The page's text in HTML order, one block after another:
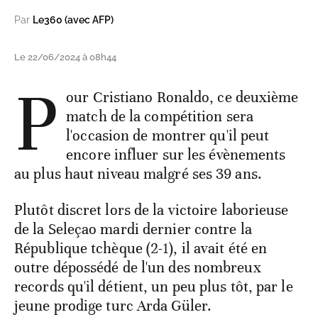
Par Le360 (avec AFP)
Le 22/06/2024 à 08h44
P our Cristiano Ronaldo, ce deuxième
match de la compétition sera
l'occasion de montrer qu'il peut
encore influer sur les évènements
au plus haut niveau malgré ses 39 ans.
Plutôt discret lors de la victoire laborieuse
de la Seleçao mardi dernier contre la
République tchèque (2-1), il avait été en
outre dépossédé de l'un des nombreux
records qu'il détient, un peu plus tôt, par le
jeune prodige turc Arda Güler.